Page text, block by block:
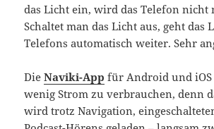
das Licht ein, wird das Telefon nicht
Schaltet man das Licht aus, geht das
Telefons automatisch weiter. Sehr
DieNaviki-App für Android und
wenig Strom zu verbrauchen, denn
wird trotz Navigation,